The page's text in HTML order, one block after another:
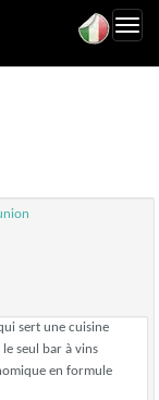
- Saint
sert une cuisine
seul bar à vins
en formule